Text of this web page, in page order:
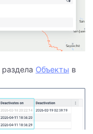
раздела Объекты в